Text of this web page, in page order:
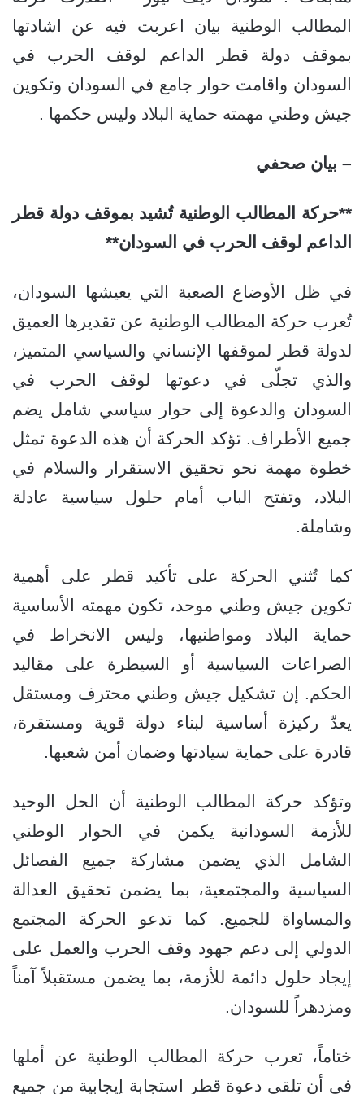
المطالب الوطنية بيان اعربت فيه عن اشادتها
بموقف دولة قطر الداعم لوقف الحرب في
السودان واقامت حوار جامع في السودان وتكوين
جيش وطني مهمته حماية البلاد وليس حكمها .
– بيان صحفي
**حركة المطالب الوطنية تُشيد بموقف دولة قطر
الداعم لوقف الحرب في السودان**
في ظل الأوضاع الصعبة التي يعيشها السودان،
تُعرب حركة المطالب الوطنية عن تقديرها العميق
لدولة قطر لموقفها الإنساني والسياسي المتميز،
والذي تجلّى في دعوتها لوقف الحرب في
السودان والدعوة إلى حوار سياسي شامل يضم
جميع الأطراف. تؤكد الحركة أن هذه الدعوة تمثل
خطوة مهمة نحو تحقيق الاستقرار والسلام في
البلاد، وتفتح الباب أمام حلول سياسية عادلة
وشاملة.
كما تُثني الحركة على تأكيد قطر على أهمية
تكوين جيش وطني موحد، تكون مهمته الأساسية
حماية البلاد ومواطنيها، وليس الانخراط في
الصراعات السياسية أو السيطرة على مقاليد
الحكم. إن تشكيل جيش وطني محترف ومستقل
يعدّ ركيزة أساسية لبناء دولة قوية ومستقرة،
قادرة على حماية سيادتها وضمان أمن شعبها.
وتؤكد حركة المطالب الوطنية أن الحل الوحيد
للأزمة السودانية يكمن في الحوار الوطني
الشامل الذي يضمن مشاركة جميع الفصائل
السياسية والمجتمعية، بما يضمن تحقيق العدالة
والمساواة للجميع. كما تدعو الحركة المجتمع
الدولي إلى دعم جهود وقف الحرب والعمل على
إيجاد حلول دائمة للأزمة، بما يضمن مستقبلاً آمناً
ومزدهراً للسودان.
ختاماً، تعرب حركة المطالب الوطنية عن أملها
في أن تلقى دعوة قطر استجابة إيجابية من جميع